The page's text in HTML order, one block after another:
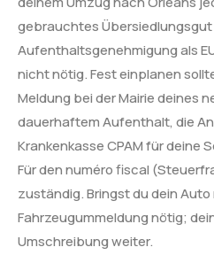
gebrauchtes
Aufenthaltsgenehmigung als
nicht nötig. Fest einplanen
Meldung bei der Mairie deines
dauerhaftem Aufenthalt, die
Krankenkasse CPAM für deine
Für den numéro fiscal
zuständig. Bringst du dein
Fahrzeugummeldung nötig;
Umschreibung weiter.